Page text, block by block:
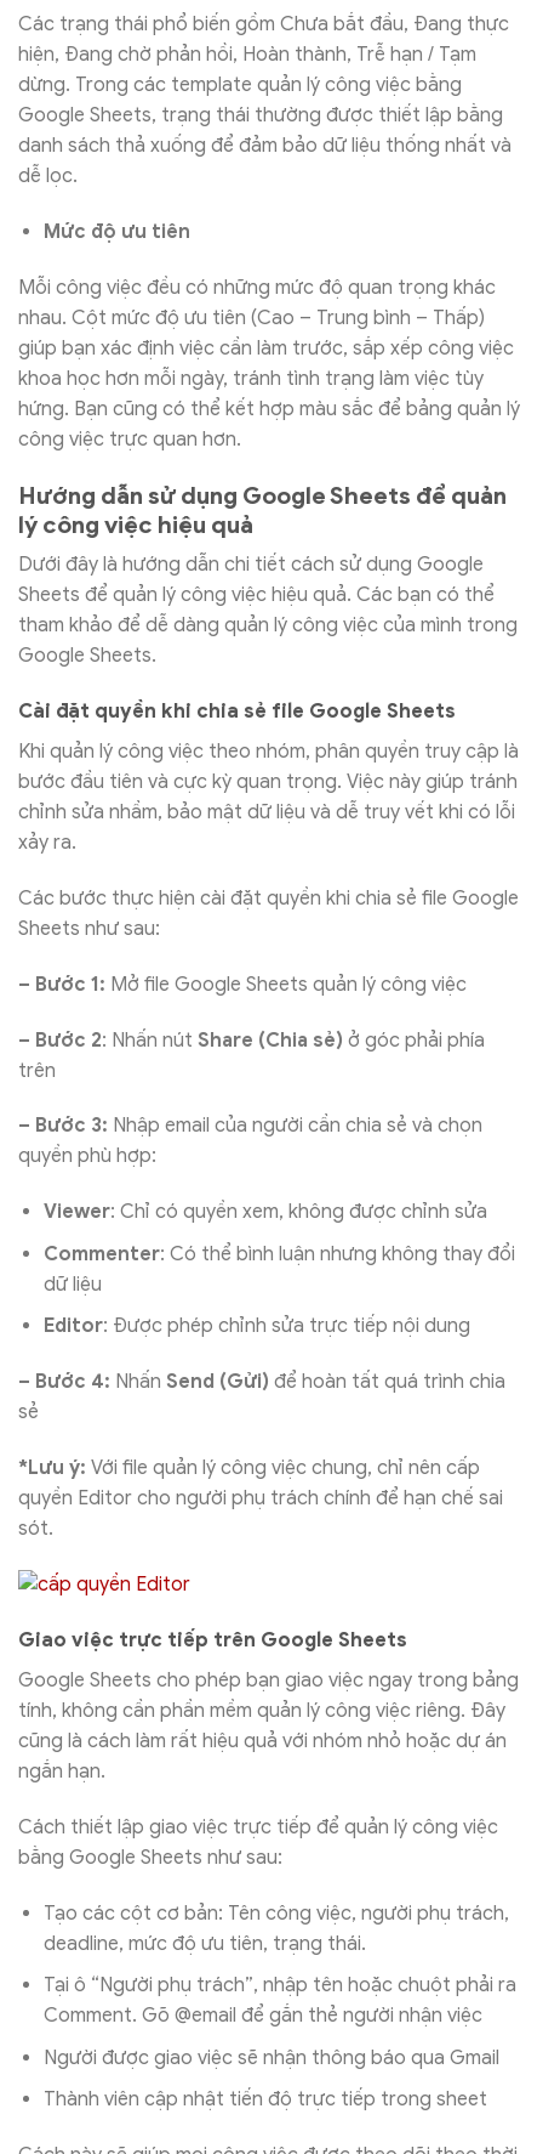
Các trạng thái phổ biến gồm Chưa bắt đầu, Đang thực
hiện, Đang chờ phản hồi, Hoàn thành, Trễ hạn / Tạm
dừng. Trong các template quản lý công việc bằng
Google Sheets, trạng thái thường được thiết lập bằng
danh sách thả xuống để đảm bảo dữ liệu thống nhất và
dễ lọc.
Mức độ ưu tiên
Mỗi công việc đều có những mức độ quan trọng khác
nhau. Cột mức độ ưu tiên (Cao – Trung bình – Thấp)
giúp bạn xác định việc cần làm trước, sắp xếp công việc
khoa học hơn mỗi ngày, tránh tình trạng làm việc tùy
hứng. Bạn cũng có thể kết hợp màu sắc để bảng quản lý
công việc trực quan hơn.
Hướng dẫn sử dụng Google Sheets để quản
lý công việc hiệu quả
Dưới đây là hướng dẫn chi tiết cách sử dụng Google
Sheets để quản lý công việc hiệu quả. Các bạn có thể
tham khảo để dễ dàng quản lý công việc của mình trong
Google Sheets.
Cài đặt quyền khi chia sẻ file Google Sheets
Khi quản lý công việc theo nhóm, phân quyền truy cập là
bước đầu tiên và cực kỳ quan trọng. Việc này giúp tránh
chỉnh sửa nhầm, bảo mật dữ liệu và dễ truy vết khi có lỗi
xảy ra.
Các bước thực hiện cài đặt quyền khi chia sẻ file Google
Sheets như sau:
– Bước 1: Mở file Google Sheets quản lý công việc
– Bước 2: Nhấn nút Share (Chia sẻ) ở góc phải phía
trên
– Bước 3: Nhập email của người cần chia sẻ và chọn
quyền phù hợp:
Viewer: Chỉ có quyền xem, không được chỉnh sửa
Commenter: Có thể bình luận nhưng không thay đổi
dữ liệu
Editor: Được phép chỉnh sửa trực tiếp nội dung
– Bước 4: Nhấn Send (Gửi) để hoàn tất quá trình chia
sẻ
*Lưu ý: Với file quản lý công việc chung, chỉ nên cấp
quyền Editor cho người phụ trách chính để hạn chế sai
sót.
Giao việc trực tiếp trên Google Sheets
Google Sheets cho phép bạn giao việc ngay trong bảng
tính, không cần phần mềm quản lý công việc riêng. Đây
cũng là cách làm rất hiệu quả với nhóm nhỏ hoặc dự án
ngắn hạn.
Cách thiết lập giao việc trực tiếp để quản lý công việc
bằng Google Sheets như sau:
Tạo các cột cơ bản: Tên công việc, người phụ trách,
deadline, mức độ ưu tiên, trạng thái.
Tại ô “Người phụ trách”, nhập tên hoặc chuột phải ra
Comment. Gõ @email để gắn thẻ người nhận việc
Người được giao việc sẽ nhận thông báo qua Gmail
Thành viên cập nhật tiến độ trực tiếp trong sheet